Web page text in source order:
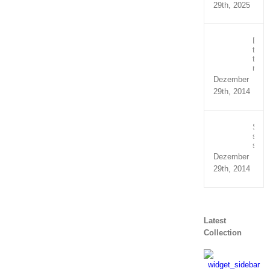
29th, 2025
Duis
Dezember
29th, 2014
sed
Dezember
29th, 2014
Latest
Collection